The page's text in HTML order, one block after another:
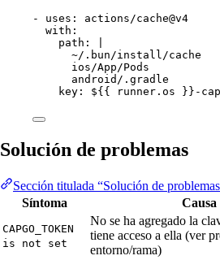
- uses : actions/cache@v4
with :
path :
~/.bun/install/cache
ios/App/Pods
android/.gradle
key : ${{ runner.os }}-
Solución de problemas
Sección titulada “Solución de
Síntoma
CAPGO_TOKEN
is not set
No se ha agregado la
tiene acceso a ella (ver
entorno/rama)